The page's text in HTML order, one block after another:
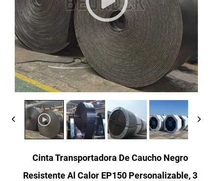
Cinta Transportadora De Caucho Negro
Resistente Al Calor EP150 Personalizable, 3